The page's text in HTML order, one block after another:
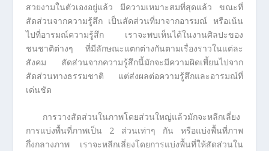
สวยงามในตัวเองอยู่แล้ว มีความเหมาะสมที่สุดแล้ว ขณะที่
สัดส่วนจากความรู้สึก เป็นสัดส่วนที่มาจากอารมณ์ หรือเน้น
ไปที่อารมณ์ความรู้สึก เราจะพบเห็นได้ในงานศิลปะของ
ชนชาติต่างๆ ที่มีลักษณะแตกต่างกันตามเรื่องราวในแต่ละ
สังคม สัดส่วนจากความรู้สึกนี้มักจะมีความผิดเพี้ยนไปจาก
สัดส่วนทางธรรมชาติ แต่ส่งผลต่อความรู้สึกและอารมณ์ที่
เด่นชัด
การวางสัดส่วนในภาพโดยส่วนใหญ่แล้วมักจะหลีกเลี่ยง
การแบ่งพื้นที่ภาพเป็น 2 ส่วนเท่าๆ กัน หรือแบ่งพื้นที่ภาพ
กึ่งกลางภาพ เราจะหลีกเลี่ยงโดยการแบ่งพื้นที่ให้สัดส่วนใน